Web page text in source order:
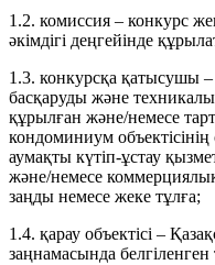
1.2. комиссия – конкурс
әкімдігі деңгейінде
1.3. конкурсқа қатысушы
басқаруды және
құрылған және/немесе
кондоминиум объектісінің
аумақты күтіп-ұстау
және/немесе
заңды немесе жеке тұлға;
1.4. қарау объектісі –
заңнамасында белгіленген